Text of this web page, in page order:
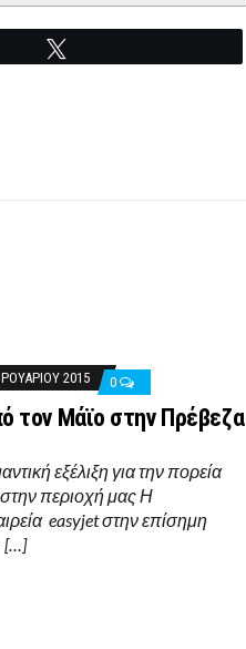
2015 0
τον Μάϊο στην Πρέβεζα
εξέλιξη για την πορεία
περιοχή μας Η
easyjet στην επίσημη
[…]